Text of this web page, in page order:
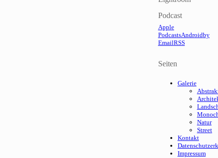
Podcast
Apple
PodcastsAndroidby
EmailRSS
Seiten
Galerie
Natur
Street
Kontakt
Impressum